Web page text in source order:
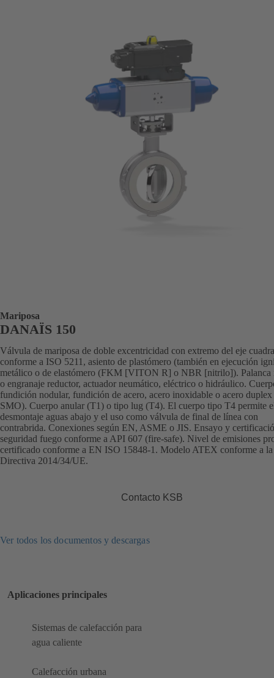
Mariposa
DANAÏS 150
Válvula de mariposa de doble excentricidad con extremo del eje
conforme a ISO 5211, asiento de plastómero (también en ejecución
metálico o de elastómero (FKM [VITON R] o NBR [nitrilo]). Palanca
o engranaje reductor, actuador neumático, eléctrico o hidráulico.
fundición nodular, fundición de acero, acero inoxidable o acero
SMO). Cuerpo anular (T1) o tipo lug (T4). El cuerpo tipo T4 permite
desmontaje aguas abajo y el uso como válvula de final de línea con
contrabrida. Conexiones según EN, ASME o JIS. Ensayo y
seguridad fuego conforme a API 607 (fire-safe). Nivel de emisiones
certificado conforme a EN ISO 15848-1. Modelo ATEX conforme a la
Directiva 2014/34/UE.
Contacto KSB
Ver todos los documentos y descargas
Aplicaciones principales
Sistemas de calefacción para
agua caliente
Calefacción urbana